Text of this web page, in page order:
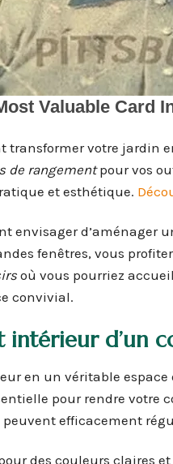
transformer votre jardin
de rangementpour vos
et esthétique.
envisager d’aménager
fenêtres, vous
où vous pourriez
convivial.
intérieur d’un
en un véritable
pour rendre votre
peuvent efficacement
des couleurs claires